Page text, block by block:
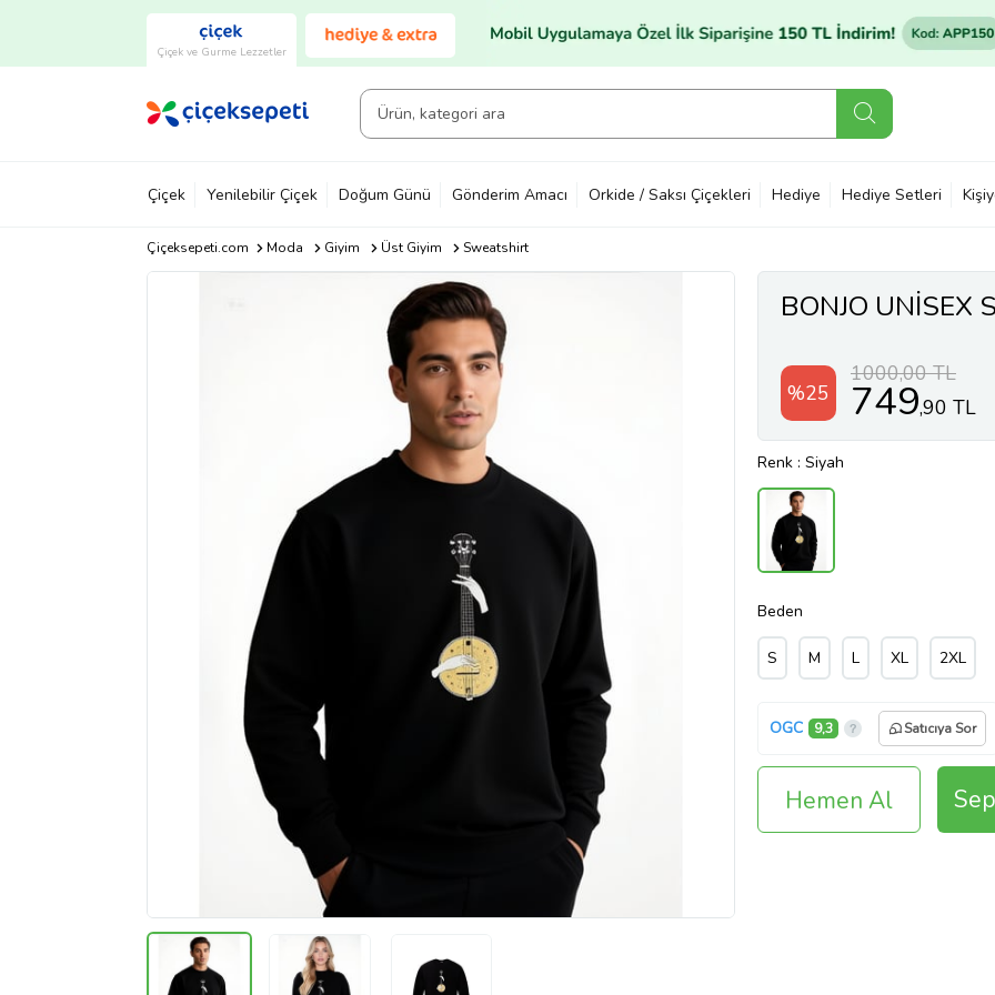
Çiçek ve Gurme Lezzetler
Çiçek Yenilebilir Çiçek Doğum Günü Gönderim Amacı Orkide / Saksı Çiçekleri Hediye Hediye Setleri
Çiçeksepeti.com Moda Giyim Üst Giyim Sweatshirt
BONJO UNİSEX
%25
1000,00 TL
749,90 TL
Renk : Siyah
Beden
S M L XL 2XL
OGC 9,3 Satıcıya Sor
Hemen Al